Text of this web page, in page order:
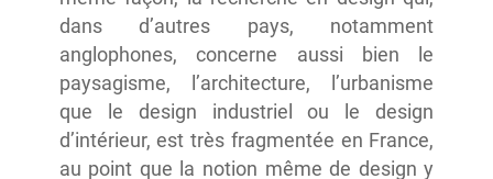
dans d’autres pays, notamment
anglophones, concerne aussi bien le
paysagisme, l’architecture, l’urbanisme
que le design industriel ou le design
d’intérieur, est très fragmentée en France,
au point que la notion même de design y